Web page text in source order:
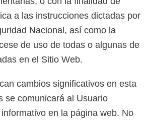
a las instrucciones dictadas por
Nacional, así como la
de uso de todas o algunas de
en el Sitio Web.
cambios significativos en esta
se comunicará al Usuario
en la página web. No